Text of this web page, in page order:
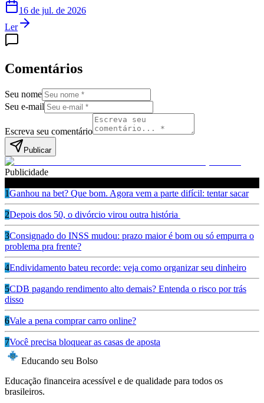
16 de jul. de 2026
Ler
Comentários
Seu nome
Seu e-mail
Escreva seu comentário
Publicar
Publicidade
1Ganhou na bet? Que bom. Agora vem a parte difícil: tentar sacar
2Depois dos 50, o divórcio virou outra história
3Consignado do INSS mudou: prazo maior é bom ou só empurra o
problema pra frente?
4Endividamento bateu recorde: veja como organizar seu dinheiro
5CDB pagando rendimento alto demais? Entenda o risco por trás
disso
6Vale a pena comprar carro online?
7Você precisa bloquear as casas de aposta
Educando seu Bolso
Educação financeira acessível e de qualidade para todos os
brasileiros.